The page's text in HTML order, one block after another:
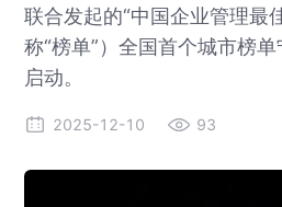
联合发起的“中国企业管理最
称“榜单”）全国首个城市榜
启动。
2025-12-10 93